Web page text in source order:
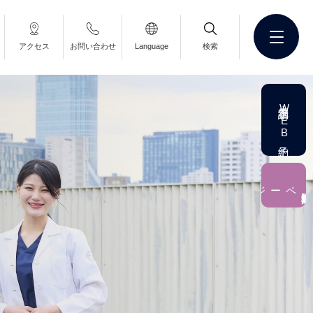
アクセス お問い合わせ Language 検索
電話予約・WEB予約
ペ
ジ